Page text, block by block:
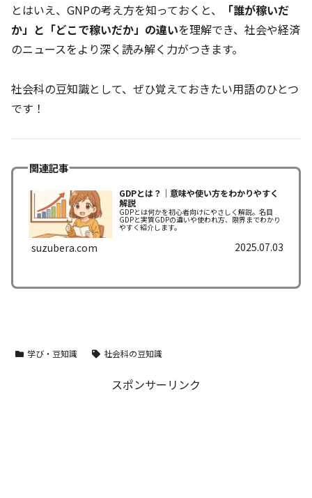
とはいえ、GNPの考え方を知っておくと、
「誰が稼いだ
か」と「どこで稼いだか」の違いを理解でき、社会や経済
のニュースをより深く読み解く力がつきます。
社会科の豆知識として、ぜひ覚えておきたい用語のひとつ
です！
関連記事
GDPとは？｜意味や使い方をわかりやすく
解説
GDPとは何かを初心者向けにやさしく解説。名目
GDPと実質GDPの違いや使われ方、限界までわかり
やすく紹介します。
suzubera.com 2025.07.03
学び・豆知識 社会科の豆知識
スポンサーリンク